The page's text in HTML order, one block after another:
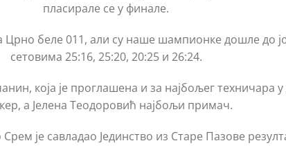
пласирале се у финале.
Црно беле 011, али су наше шампионке дошле до
сетовима 25:16, 25:20, 20:25 и 26:24.
која је проглашена и за најбољег
а Јелена Теодоровић најбољи примач.
је савладао Јединство из Старе Пазове